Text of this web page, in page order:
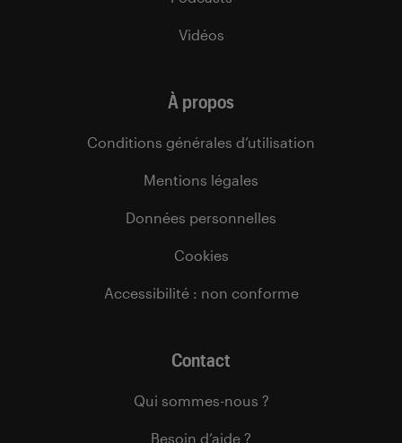
Vidéos
À propos
Conditions générales d’utilisation
Mentions légales
Données personnelles
Cookies
Accessibilité : non conforme
Contact
Qui sommes-nous ?
Besoin d’aide ?